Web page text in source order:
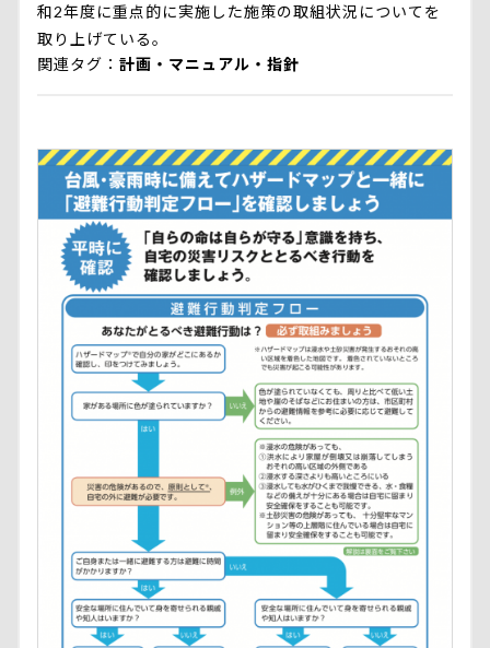
和2年度に重点的に実施した施策の取組状況についてを
取り上げている。
関連タグ
計画・マニュアル・指針